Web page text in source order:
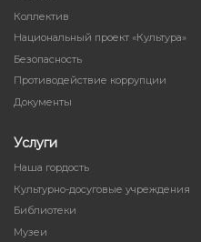
Коллектив
Национальный проект «Культура»
Безопасность
Противодействие коррупции
Документы
Услуги
Наша гордость
Культурно-досуговые учреждения
Библиотеки
Музеи